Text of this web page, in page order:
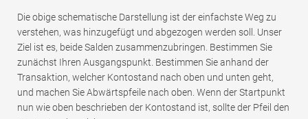
Die obige schematische Darstellung ist der einfachste Weg zu
verstehen, was hinzugefügt und abgezogen werden soll. Unser
Ziel ist es, beide Salden zusammenzubringen. Bestimmen Sie
zunächst Ihren Ausgangspunkt. Bestimmen Sie anhand der
Transaktion, welcher Kontostand nach oben und unten geht,
und machen Sie Abwärtspfeile nach oben. Wenn der Startpunkt
nun wie oben beschrieben der Kontostand ist, sollte der Pfeil den